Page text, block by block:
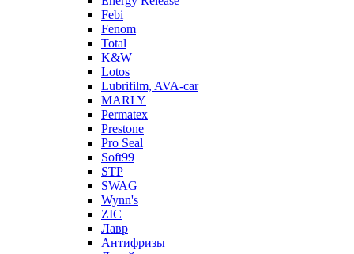
Febi
Fenom
Total
K&W
Lotos
Lubrifilm, AVA-car
MARLY
Permatex
Prestone
Pro Seal
Soft99
STP
SWAG
Wynn's
ZIC
Лавр
Антифризы